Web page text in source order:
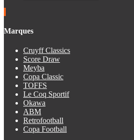
Marques
Cruyff Classics
Score Draw
Meyba
Copa Classic
TOFFS
Le Coq Sportif
Okawa
ABM
Retrofootball
Copa Football